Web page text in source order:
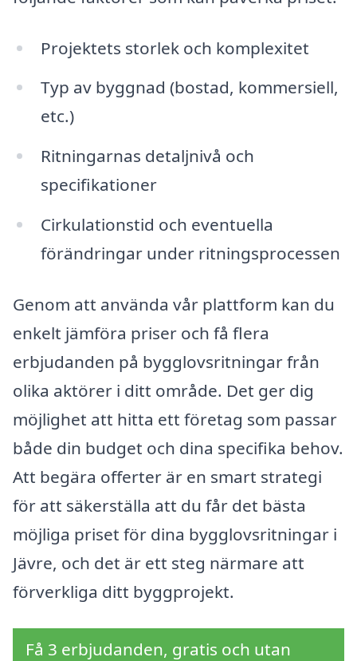
Projektets storlek och komplexitet
Typ av byggnad (bostad, kommersiell,
etc.)
Ritningarnas detaljnivå och
specifikationer
Cirkulationstid och eventuella
förändringar under ritningsprocessen
Genom att använda vår plattform kan du
enkelt jämföra priser och få flera
erbjudanden på bygglovsritningar från
olika aktörer i ditt område. Det ger dig
möjlighet att hitta ett företag som passar
både din budget och dina specifika behov.
Att begära offerter är en smart strategi
för att säkerställa att du får det bästa
möjliga priset för dina bygglovsritningar i
Jävre, och det är ett steg närmare att
förverkliga ditt byggprojekt.
Få 3 erbjudanden, gratis och utan